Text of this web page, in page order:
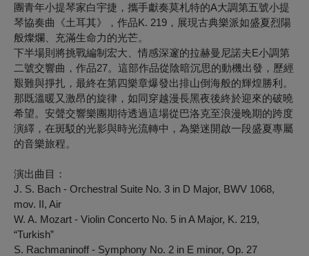
團青年小提琴家白宇捷，攜手獻奏莫札特的A大調第五號小提
琴協奏曲《土耳其》，作品K. 219，展現古典樂派如盛夏烈陽
般燦爛、充滿生命力的光芒。
下半場則將挑戰編制宏大、情感深邃的拉赫曼尼諾夫E小調第
二號交響曲，作品27。這部作品從陰暗沉思的動機出發，歷經
艱難與掙扎，最終在第四樂章爆發出排山倒海般的輝煌勝利。
那既溫暖又激昂的旋律，如同穿越漫長黑夜後終於迎來的破曉
希望。安聲交響樂團期待透過這場從巴洛克至浪漫晚期的跨度
演繹，在斑駁的光影與時光流轉中，為樂迷開啟一段盛夏專屬
的音樂旅程。
演出曲目：
J. S. Bach - Orchestral Suite No. 3 in D Major, BWV 1068,
mov. II, Air
W. A. Mozart - Violin Concerto No. 5 in A Major, K. 219,
“Turkish”
S. Rachmaninoff - Symphony No. 2 in E minor, Op. 27